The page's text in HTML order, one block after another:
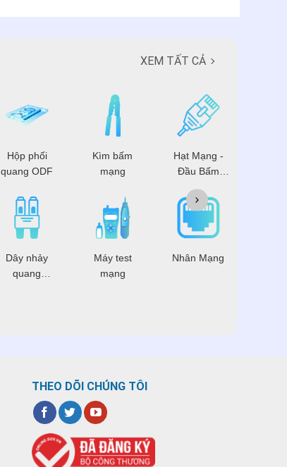
XEM TẤT CẢ
Hộp phối
quang ODF
Dây nhảy
quang
Kìm bấm
mạng
Máy test
mạng
Hạt Mạng -
Đầu Bấm
Mạng
Nhân Mạng
THEO DÕI CHÚNG TÔI